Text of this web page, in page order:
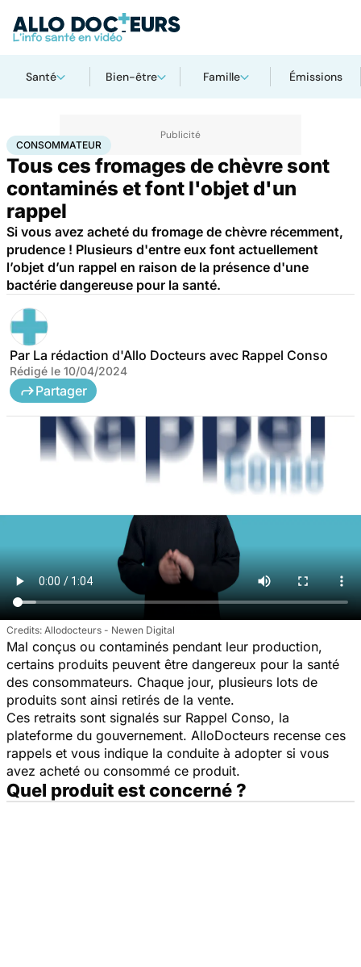
Santé Bien-être Famille Émissions
AccueilSantéConsommateur
CONSOMMATEUR
Tous ces fromages de chèvre sont
contaminés et font l'objet d'un
rappel
Si vous avez acheté du fromage de chèvre récemment,
prudence ! Plusieurs d'entre eux font actuellement
l’objet d’un rappel en raison de la présence d'une
bactérie dangereuse pour la santé.
Par La rédaction d'Allo Docteurs avec Rappel Conso
Rédigé le 10/04/2024
Partager
Allodocteurs - Newen Digital
Mal conçus ou contaminés pendant leur production,
certains produits peuvent être dangereux pour la santé
des consommateurs. Chaque jour, plusieurs lots de
produits sont ainsi retirés de la vente.
Ces retraits sont signalés sur Rappel Conso, la
plateforme du gouvernement. AlloDocteurs recense ces
rappels et vous indique la conduite à adopter si vous
avez acheté ou consommé ce produit.
Quel produit est concerné ?